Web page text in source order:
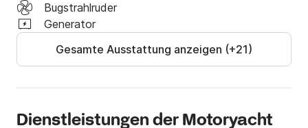
21 % MwSt.
Wassersportgeräte: Seabob, Stand-Up-Paddleboard
Anlegen und Abfahrt von anderen Häfen
inbegriffen)
Bugstrahlruder
Generator
Gesamte Ausstattung anzeigen (+21)
Dienstleistungen der Motoryacht